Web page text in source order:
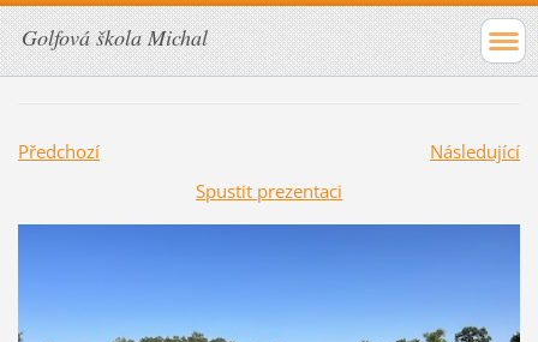
Golfová škola Michal
Předchozí
Následující
Spustit prezentaci